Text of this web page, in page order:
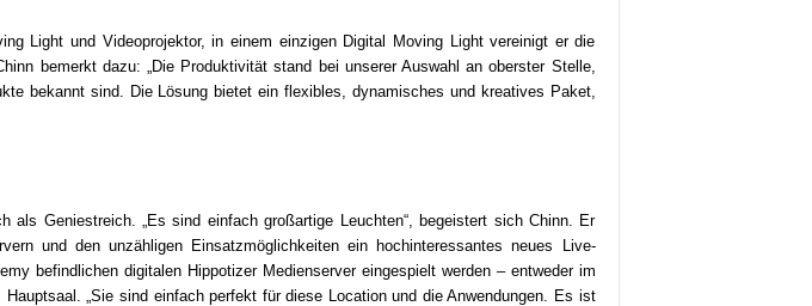
Light und Videoprojektor, in einem einzigen Digital Moving Light vereinigt er die
bemerkt dazu: „Die Produktivität stand bei unserer Auswahl an oberster Stelle,
bekannt sind. Die Lösung bietet ein flexibles, dynamisches und kreatives Paket,
als Geniestreich. „Es sind einfach großartige Leuchten“, begeistert sich Chinn. Er
und den unzähligen Einsatzmöglichkeiten ein hochinteressantes neues Live-
befindlichen digitalen Hippotizer Medienserver eingespielt werden – entweder im
„Sie sind einfach perfekt für diese Location und die Anwendungen. Es ist